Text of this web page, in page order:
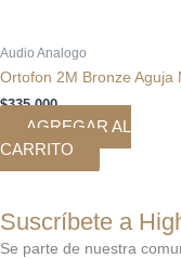
Audio Analogo
Ortofon 2M Bronze Aguja
$335.000
AGREGAR AL
CARRITO
Suscríbete a
Se parte de nuestra